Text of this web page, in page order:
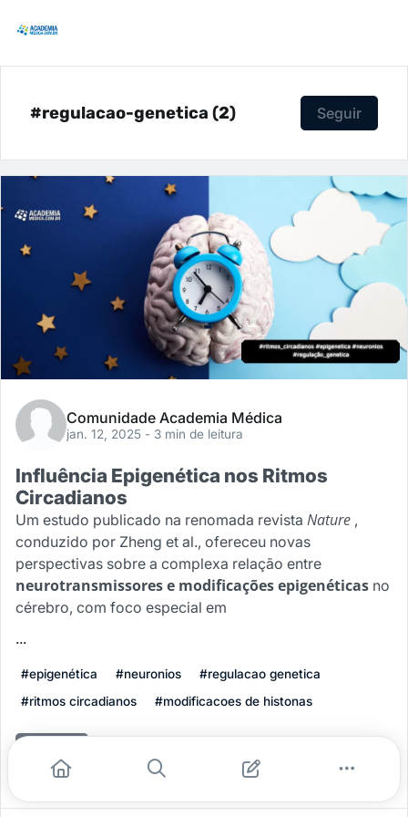
#regulacao-genetica (2) Seguir
Comunidade Academia Médica
jan. 12, 2025 - 3 min de leitura
Influência Epigenética nos Ritmos
Circadianos
Um estudo publicado na renomada revista Nature ,
conduzido por Zheng et al., ofereceu novas
perspectivas sobre a complexa relação entre
neurotransmissores e modificações epigenéticas no
cérebro, com foco especial em
...
#epigenética #neuronios
#regulacao genetica
#ritmos circadianos
#modificacoes de histonas
Leia mais